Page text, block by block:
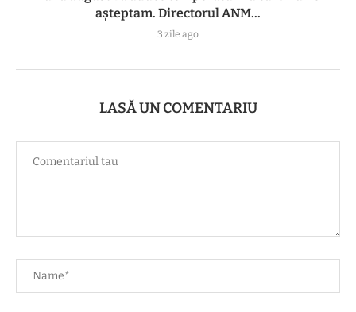
așteptam. Directorul ANM...
3 zile ago
LASĂ UN COMENTARIU